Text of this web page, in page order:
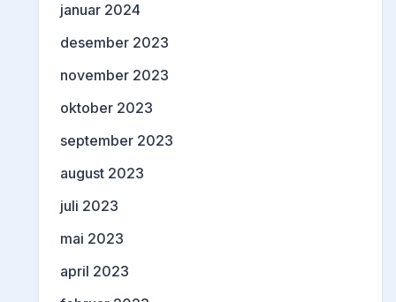
januar 2024
desember 2023
november 2023
oktober 2023
september 2023
august 2023
juli 2023
mai 2023
april 2023